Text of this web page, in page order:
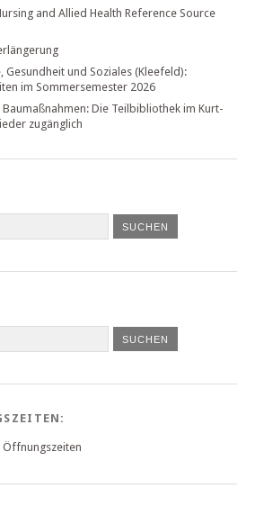
and Allied Health Reference Source
Gesundheit und Soziales (Kleefeld):
im Sommersemester 2026
Die Teilbibliothek im Kurt-
zugänglich
SUCHEN